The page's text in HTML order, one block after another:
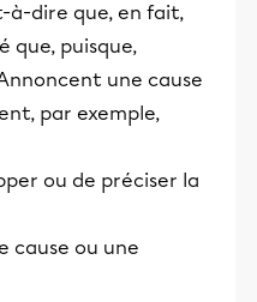
à-dire que, en fait,
que, puisque,
une cause
par exemple,
ou de préciser la
cause ou une